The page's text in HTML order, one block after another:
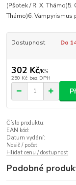
(Pšotek / R. X.
Thámo)6. Vampyrismus
Dostupnost Do
302 Kč/KS
250 Kč bez DPH
Číslo produktu:
EAN kód:
Datum vydání:
Nosič / počet:
Hlídat cenu / dostupnost
Podobné